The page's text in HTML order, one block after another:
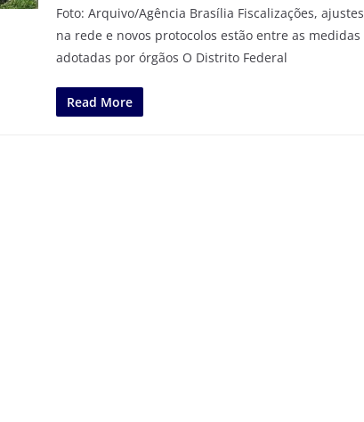
Foto: Arquivo/Agência Brasília Fiscalizações, ajustes
na rede e novos protocolos estão entre as medidas
adotadas por órgãos O Distrito Federal
Read More